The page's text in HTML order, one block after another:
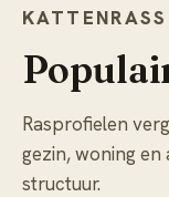
Rasprofielen
gezin, woning
structuur.